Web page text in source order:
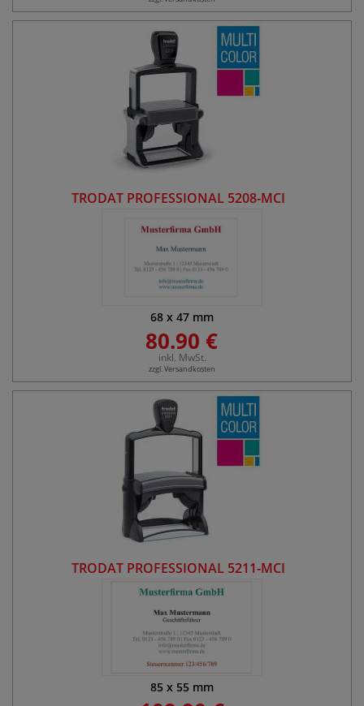
TRODAT PROFESSIONAL 5208-MCI
68 x 47 mm
80.90 €
inkl. MwSt.
zzgl. Versandkosten
TRODAT PROFESSIONAL 5211-MCI
85 x 55 mm